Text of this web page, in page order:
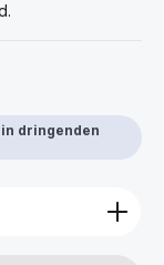
dringenden
Wert ein